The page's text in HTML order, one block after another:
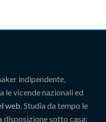
indipendente,
le vicende nazionali ed
web. Studia da tempo le
disposizione sotto casa: